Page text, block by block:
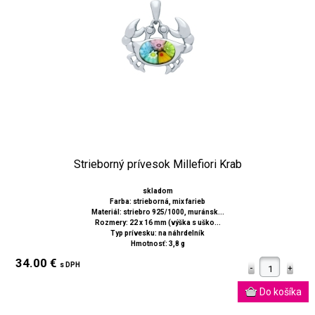
Strieborný prívesok Millefiori Krab
skladom
Farba: strieborná, mix farieb
Materiál: striebro 925/1000, muránsk...
Rozmery: 22 x 16 mm (výška s uško...
Typ prívesku: na náhrdelník
Hmotnosť: 3,8 g
34.00 € s DPH